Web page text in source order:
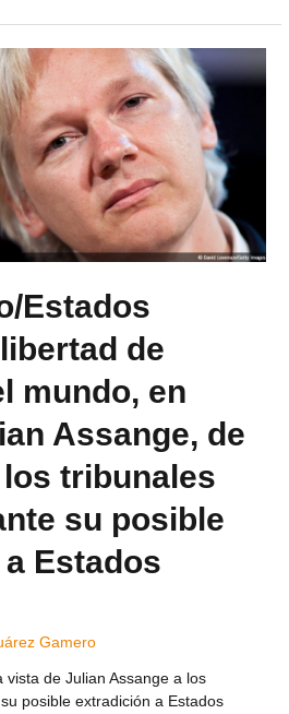
Estados
de
mundo, en
Assange, de
tribunales
su posible
Estados
Gamero
vista de Julian Assange a los
posible extradición a Estados